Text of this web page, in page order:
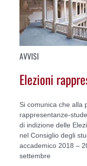
AVVISI
Elezioni
Si comunica che alla
rappresentanze-
di indizione delle
nel Consiglio degli
accademico 2018 –
settembre